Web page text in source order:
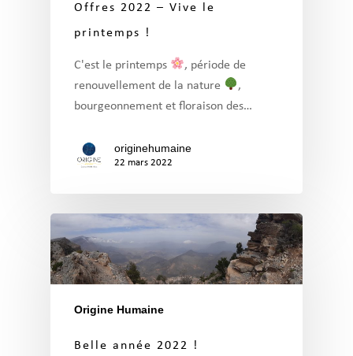
Offres 2022 – Vive le
printemps !
C'est le printemps
, période de
renouvellement de la nature
,
bourgeonnement et floraison des…
originehumaine
22 mars 2022
Origine Humaine
Belle année 2022 !